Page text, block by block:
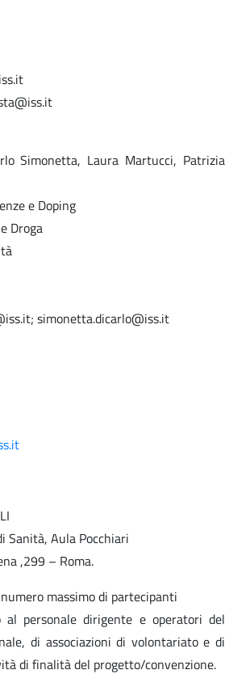
Simonetta, Laura Martucci, Patrizia
e Doping
Droga
simonetta.dicarlo@iss.it
Sanità, Aula Pocchiari
,299 – Roma.
massimo di partecipanti
personale dirigente e operatori del
di associazioni di volontariato e di
di finalità del progetto/convenzione.